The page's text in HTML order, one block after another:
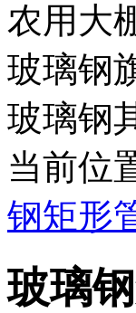
农用大
玻璃钢
玻璃钢
当前位
钢矩形
玻璃